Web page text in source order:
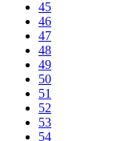
45
46
47
48
49
50
51
52
53
54